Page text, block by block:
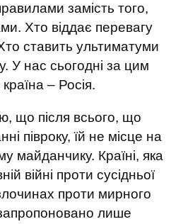
замість того,
Xто віддає перевагу
ставить ультиматуми
У нас сьогодні за цим
– Росія.
що після всього, що
півроку, їй не місце на
майданчику. Країні, яка
війні проти сусідньої
проти мирного
лише